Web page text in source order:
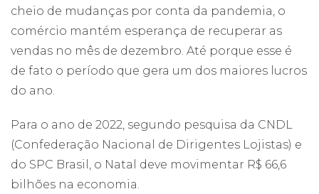
cheio de mudanças por conta da pandemia, o
comércio mantém esperança de recuperar as
vendas no mês de dezembro. Até porque esse é
de fato o período que gera um dos maiores lucros
do ano.
Para o ano de 2022, segundo pesquisa da CNDL
(Confederação Nacional de Dirigentes Lojistas) e
do SPC Brasil, o Natal deve movimentar R$ 66,6
bilhões na economia.